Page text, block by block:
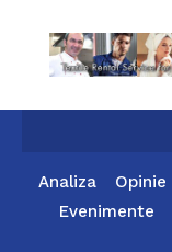
ContentAnaliza Opinie
Evenimente